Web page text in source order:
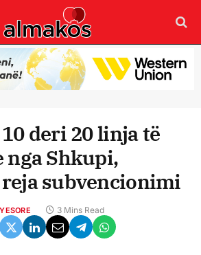
deri 20 linja të
nga Shkupi,
subvencionimi
3 Mins Read